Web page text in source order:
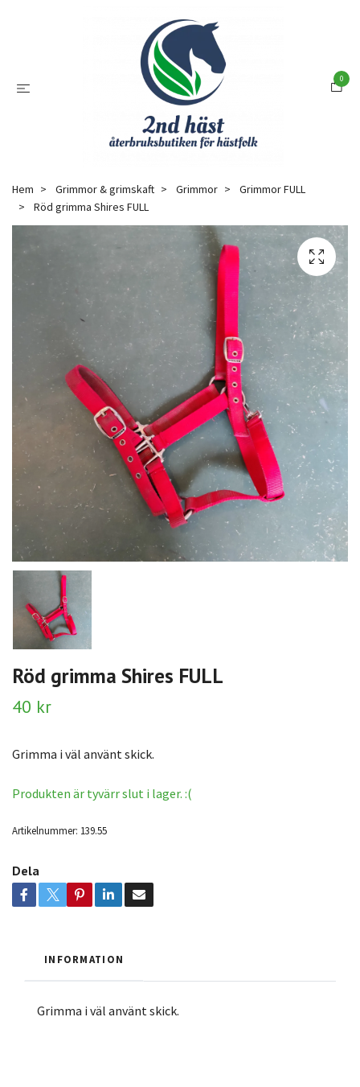
0
Hem Grimmor & grimskaft Grimmor
Grimmor FULL
Röd grimma Shires FULL
Röd grimma Shires FULL
40 kr
Grimma i väl använt skick.
Produkten är tyvärr slut i lager. :(
Artikelnummer: 139.55
Dela
INFORMATION
Grimma i väl använt skick.